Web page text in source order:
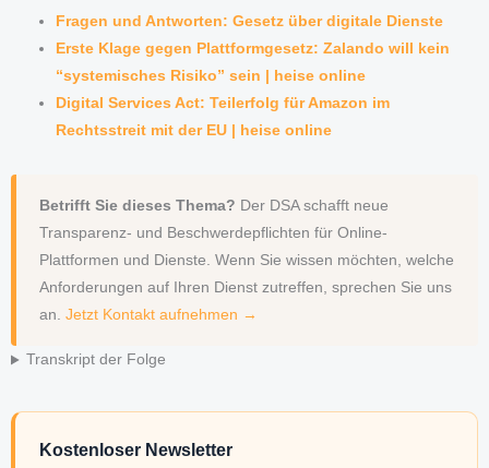
Fragen und Antworten: Gesetz über digitale Dienste
Erste Klage gegen Plattformgesetz: Zalando will kein
“systemisches Risiko” sein | heise online
Digital Services Act: Teilerfolg für Amazon im
Rechtsstreit mit der EU | heise online
Betrifft Sie dieses Thema? Der DSA schafft neue
Transparenz- und Beschwerdepflichten für Online-
Plattformen und Dienste. Wenn Sie wissen möchten, welche
Anforderungen auf Ihren Dienst zutreffen, sprechen Sie uns
an. Jetzt Kontakt aufnehmen →
Transkript der Folge
Kostenloser Newsletter